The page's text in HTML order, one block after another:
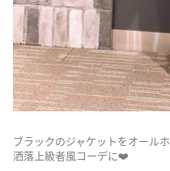
ブラックのジャケットをオール
洒落上級者風コーデに❤️